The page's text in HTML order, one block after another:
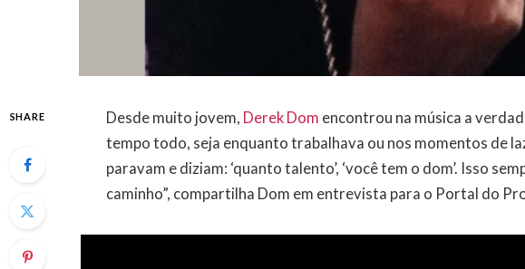
SHARE Desde muito jovem, Derek Dom encontrou na música a
tempo todo, seja enquanto trabalhava ou nos momentos de
paravam e diziam: ‘quanto talento’, ‘você tem o dom’. Isso
caminho”, compartilha Dom em entrevista para o Portal do